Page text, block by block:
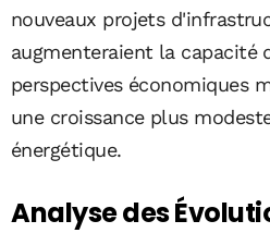
nouveaux projets
augmenteraient la capacité
perspectives économiques
une croissance plus
énergétique.
Analyse des